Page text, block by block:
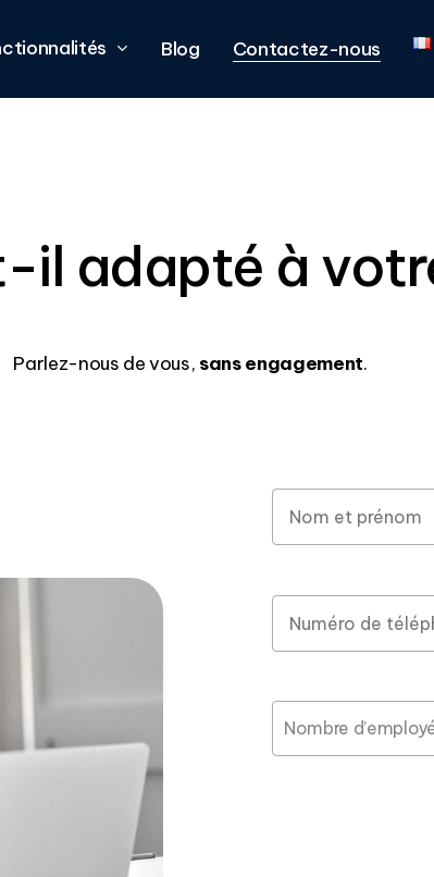
Blog Contactez-nous
il adapté à
Parlez-nous de vous, sans engagement.
Nombre